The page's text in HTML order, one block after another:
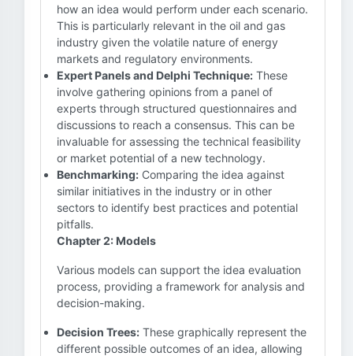
how an idea would perform under each scenario.
This is particularly relevant in the oil and gas
industry given the volatile nature of energy
markets and regulatory environments.
Expert Panels and Delphi Technique: These
involve gathering opinions from a panel of
experts through structured questionnaires and
discussions to reach a consensus. This can be
invaluable for assessing the technical feasibility
or market potential of a new technology.
Benchmarking: Comparing the idea against
similar initiatives in the industry or in other
sectors to identify best practices and potential
pitfalls.
Chapter 2: Models
Various models can support the idea evaluation
process, providing a framework for analysis and
decision-making.
Decision Trees: These graphically represent the
different possible outcomes of an idea, allowing